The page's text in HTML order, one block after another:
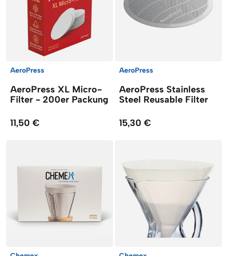
AeroPress
AeroPress XL Micro-
Filter - 200er Packung
11,50 €
AeroPress
AeroPress Stainless
Steel Reusable Filter
15,30 €